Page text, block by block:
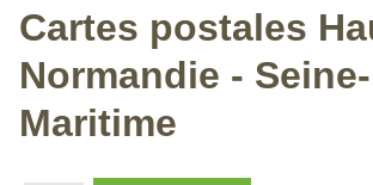
Région de France
Cartes postales
Normandie - Seine-
Maritime